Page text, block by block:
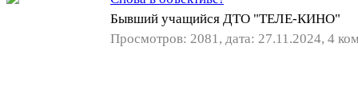
Бывший учащийся ДТО "ТЕЛЕ-КИНО"
Просмотров: 2081, дата: 27.11.2024, 4